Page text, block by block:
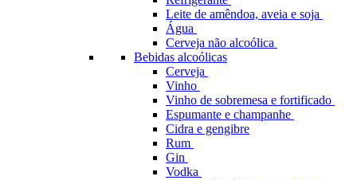
Leite de amêndoa, aveia e soja
Água
Cerveja não alcoólica
Bebidas alcoólicas
Cerveja
Vinho
Vinho de sobremesa e fortificado
Espumante e champanhe
Cidra e gengibre
Rum
Gin
Vodka